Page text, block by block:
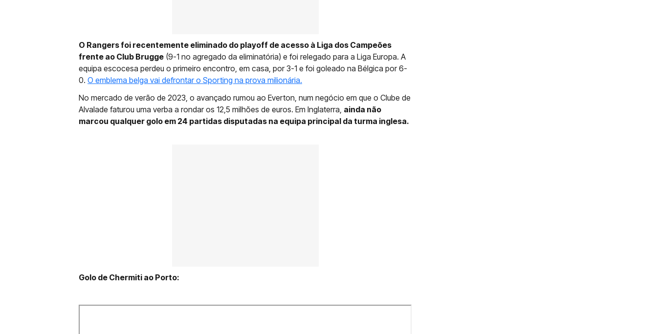
O Rangers foi recentemente eliminado do playoff de acesso à Liga dos Campeões
frente ao Club Brugge (9-1 no agregado da eliminatória) e foi relegado para a Liga Europa. A
equipa escocesa perdeu o primeiro encontro, em casa, por 3-1 e foi goleado na Bélgica por 6-
0. O emblema belga vai defrontar o Sporting na prova milionária.
No mercado de verão de 2023, o avançado rumou ao Everton, num negócio em que o Clube de
Alvalade faturou uma verba a rondar os 12,5 milhões de euros. Em Inglaterra, ainda não
marcou qualquer golo em 24 partidas disputadas na equipa principal da turma inglesa.
Golo de Chermiti ao Porto: